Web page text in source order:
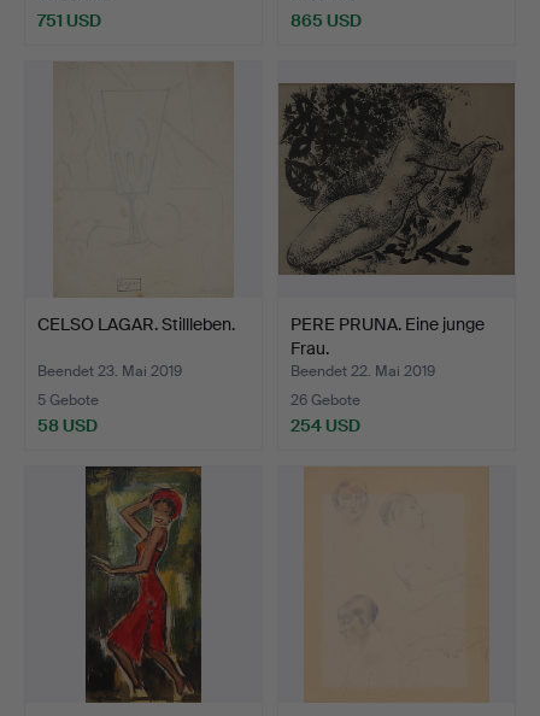
751 USD 865 USD
CELSO LAGAR. Stillleben.
Beendet 23. Mai 2019
5 Gebote
58 USD
PERE PRUNA. Eine junge
Frau.
Beendet 22. Mai 2019
26 Gebote
254 USD